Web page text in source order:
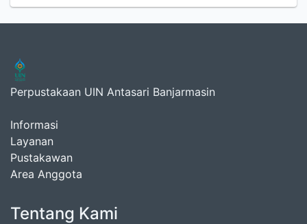
Perpustakaan UIN Antasari Banjarmasin
Informasi
Layanan
Pustakawan
Area Anggota
Tentang Kami